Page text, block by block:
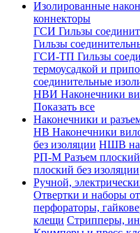
Изолированные
коннекторы
ГСИ Гильзы
Гильзы
ГСИ-ТП Гильзы
термоусадкой и
соединительные
НВИ Наконечники
Показать все
Наконечники и
НВ Наконечники
без изоляции НШВ
РП-М Разъем плоский
плоский без изоляции
Ручной,
Отвертки и наборы
перфораторы,
клещи Стрипперы,